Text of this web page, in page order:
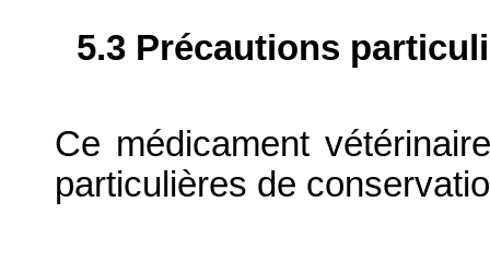
5.3 Précautions
Ce médicament
particulières de